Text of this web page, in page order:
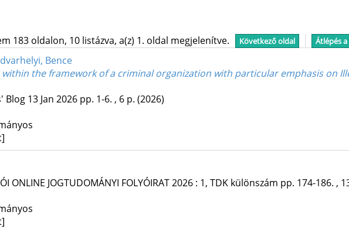
183 oldalon, 10 listázva, a(z) 1. oldal megjelenítve. Következő oldal Átlépés
Bence
the framework of a criminal organization with particular emphasis on
Blog 13 Jan 2026 pp. 1-6. , 6 p. (2026)
ONLINE JOGTUDOMÁNYI FOLYÓIRAT2026: 1, TDK különszám pp. 174-186. ,